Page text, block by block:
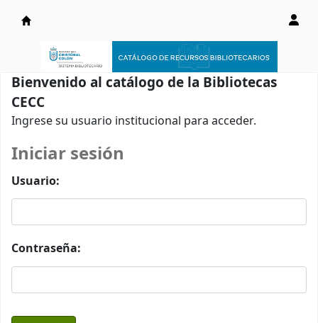
Catálogo en línea
Bienvenido al catálogo de la Bibliotecas
CECC
Ingrese su usuario institucional para acceder.
Iniciar sesión
Usuario:
Contraseña: